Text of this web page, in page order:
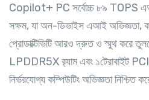
Copilot+ PC সর্বোচ্চ ৮৯ TOPS
সক্ষম, যা অন-ডিভাইস এআই অভিজ্ঞতা,
প্রোডাক্টিভিটি আরও দ্রুত ও স্মুথ করে
LPDDR5X র‍্যাম এবং ১টেরাবাইট
নির্ভরযোগ্য কম্পিউটিং অভিজ্ঞতা নিশ্চিত